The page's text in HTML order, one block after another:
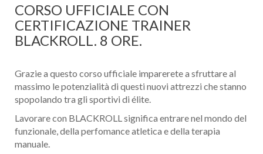
CORSO UFFICIALE CON
CERTIFICAZIONE TRAINER
BLACKROLL. 8 ORE.
Grazie a questo corso ufficiale imparerete a sfruttare al
massimo le potenzialità di questi nuovi attrezzi che stanno
spopolando tra gli sportivi di élite.
Lavorare con BLACKROLL significa entrare nel mondo del
funzionale, della perfomance atletica e della terapia
manuale.